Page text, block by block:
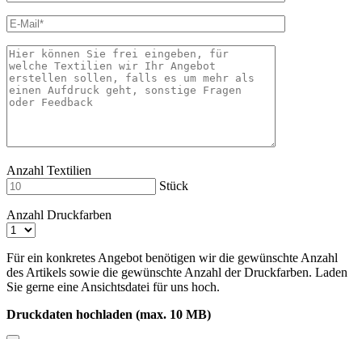
Anzahl Textilien
Stück
Anzahl Druckfarben
Für ein konkretes Angebot benötigen wir die gewünschte Anzahl
des Artikels sowie die gewünschte Anzahl der Druckfarben. Laden
Sie gerne eine Ansichtsdatei für uns hoch.
Druckdaten hochladen (max. 10 MB)